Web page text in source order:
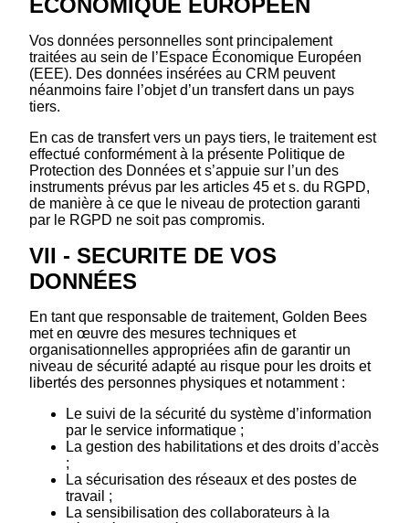
ECONOMIQUE EUROPÉEN
Vos données personnelles sont principalement
traitées au sein de l’Espace Économique Européen
(EEE). Des données insérées au CRM peuvent
néanmoins faire l’objet d’un transfert dans un pays
tiers.
En cas de transfert vers un pays tiers, le traitement est
effectué conformément à la présente Politique de
Protection des Données et s’appuie sur l’un des
instruments prévus par les articles 45 et s. du RGPD,
de manière à ce que le niveau de protection garanti
par le RGPD ne soit pas compromis.
VII - SECURITE DE VOS
DONNÉES
En tant que responsable de traitement, Golden Bees
met en œuvre des mesures techniques et
organisationnelles appropriées afin de garantir un
niveau de sécurité adapté au risque pour les droits et
libertés des personnes physiques et notamment :
Le suivi de la sécurité du système d’information
par le service informatique ;
La gestion des habilitations et des droits d’accès
;
La sécurisation des réseaux et des postes de
travail ;
La sensibilisation des collaborateurs à la